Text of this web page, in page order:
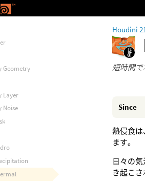
Houdini
短時間で
Since
熱侵食
ます。
日々の
き起こさ
Geometry
Layer
Noise